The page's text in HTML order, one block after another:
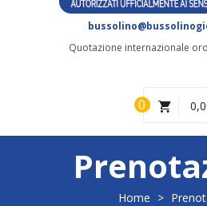
Quotazione internazionale
0
Home >